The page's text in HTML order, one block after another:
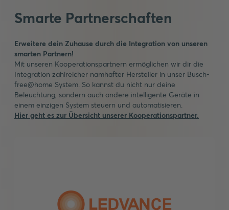
Smarte Partnerschaften
Erweitere dein Zuhause durch die Integration von unseren
smarten Partnern!
Mit unseren Kooperationspartnern ermöglichen wir dir die
Integration zahlreicher namhafter Hersteller in unser Busch-
free@home System. So kannst du nicht nur deine
Beleuchtung, sondern auch andere intelligente Geräte in
einem einzigen System steuern und automatisieren.
Hier geht es zur Übersicht unserer Kooperationspartner.